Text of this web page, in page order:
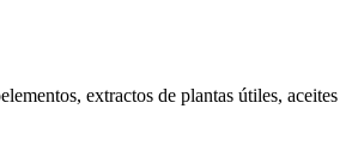
extractos de plantas útiles, aceites